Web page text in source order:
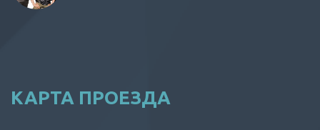
КАРТА ПРОЕЗДА